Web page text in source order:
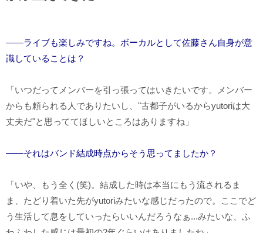
――ライブも楽しみですね。ボーカルとして佐藤さん自身が意
識していることは？
「いつだってメンバーを引っ張ってはいきたいです。メンバー
からも頼られる人でありたいし、"古都子がいるからyutoriは大
丈夫だ"と思っててほしいところはありますね」
――それはバンド結成時点からそう思ってましたか？
「いや、もう全く(笑)。結成した時は本当にもう流されるま
ま、たどり着いた先がyutoriみたいな感じだったので。ここでど
う生活して息をしていったらいいんだろうなぁ...みたいな、ふ